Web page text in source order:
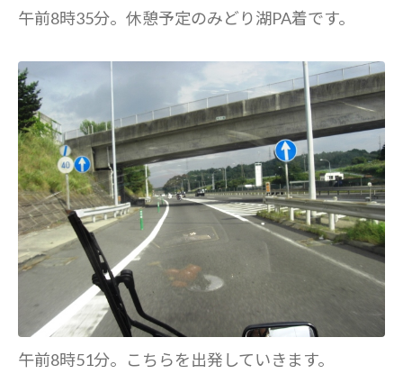
午前8時35分。休憩予定のみどり湖PA着です。
午前8時51分。こちらを出発していきます。